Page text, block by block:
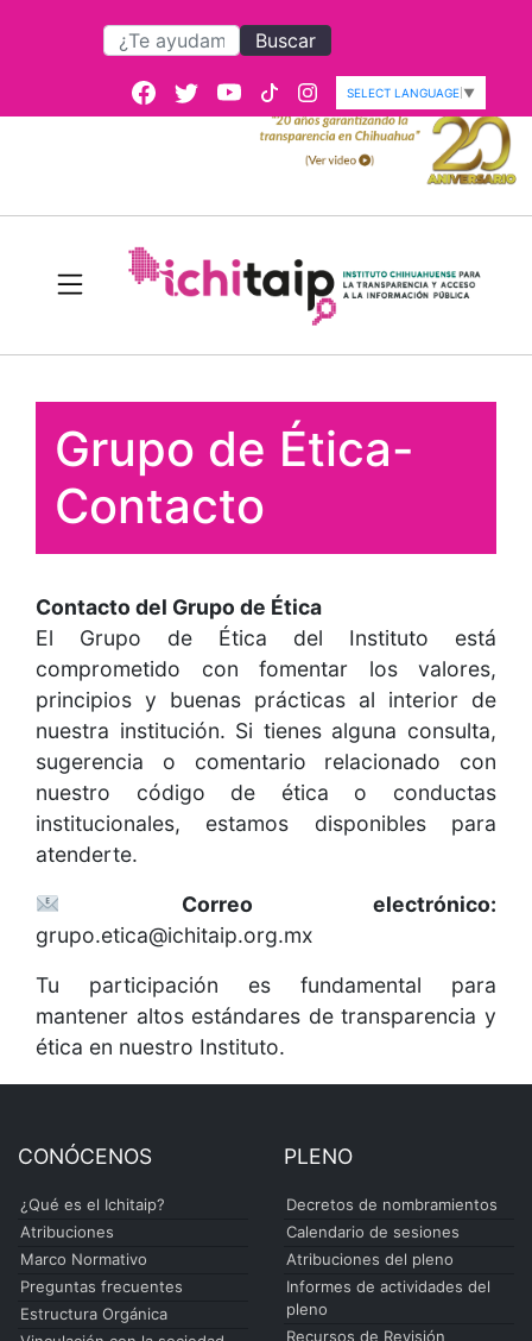
Buscar
SELECT LANGUAGE ▼
Grupo de Ética-
Contacto
Contacto del Grupo de Ética
El Grupo de Ética del Instituto está
comprometido con fomentar los valores,
principios y buenas prácticas al interior de
nuestra institución. Si tienes alguna consulta,
sugerencia o comentario relacionado con
nuestro código de ética o conductas
institucionales, estamos disponibles para
atenderte.
Correo electrónico:
grupo.etica@ichitaip.org.mx
Tu participación es fundamental para
mantener altos estándares de transparencia y
ética en nuestro Instituto.
CONÓCENOS
¿Qué es el Ichitaip?
Atribuciones
Marco Normativo
Preguntas frecuentes
Estructura Orgánica
PLENO
Decretos de nombramientos
Calendario de sesiones
Atribuciones del pleno
Informes de actividades del
pleno
Recursos de Revisión